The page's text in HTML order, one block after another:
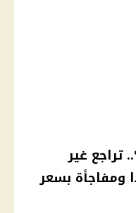
تراجع غير
ومفاجأة بسعر